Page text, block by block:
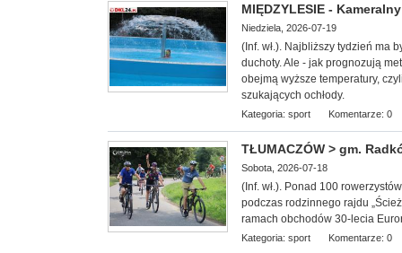
MIĘDZYLESIE -
Niedziela, 2026-07-19
(Inf. wł.). Najbliższy tydzień ma
duchoty. Ale - jak prognozują
obejmą wyższe temperatury,
szukających ochłody.
Kategoria: sport Komentarze: 0
TŁUMACZÓW > gm.
Sobota, 2026-07-18
(Inf. wł.). Ponad 100
podczas rodzinnego rajdu
ramach obchodów 30-lecia
Kategoria: sport Komentarze: 0